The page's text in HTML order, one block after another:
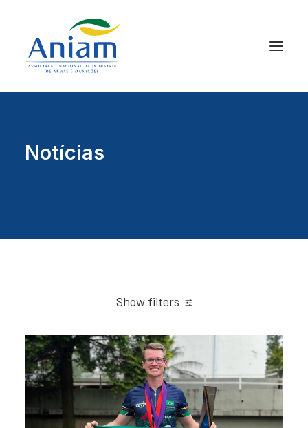
Notícias
Show filters